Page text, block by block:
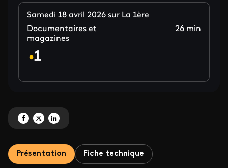
Samedi 18 avril 2026 sur La 1ère
Documentaires et
magazines
26 min
Partagez '<I>Toloman</I> : obésité infantile' sur Facebook
Partagez '<I>Toloman</I> : obésité infantile' sur X
Partagez '<I>Toloman</I> : obésité infantile' sur LinkedIn
Présentation Fiche technique